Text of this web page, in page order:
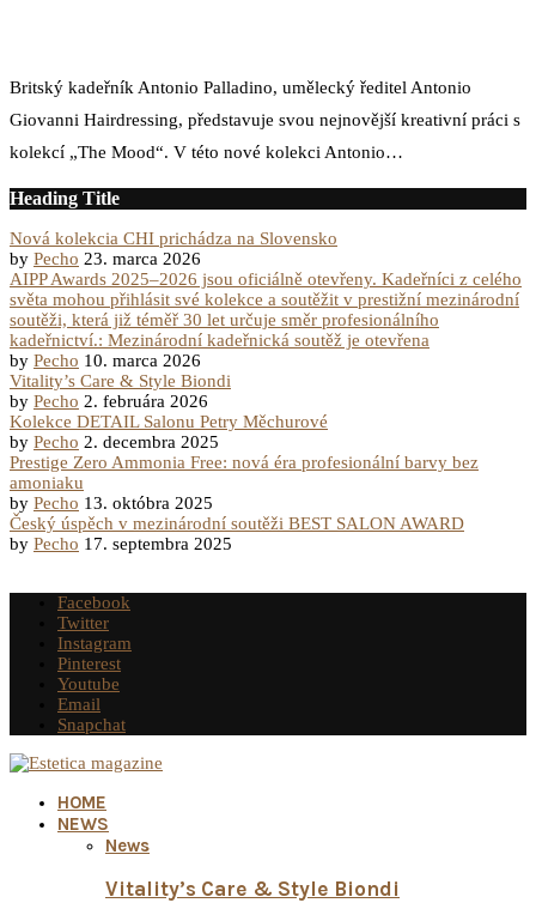
Britský kadeřník Antonio Palladino, umělecký ředitel Antonio
Giovanni Hairdressing, představuje svou nejnovější kreativní práci s
kolekcí „The Mood“. V této nové kolekci Antonio…
Heading Title
Nová kolekcia CHI prichádza na Slovensko
by Pecho 23. marca 2026
AIPP Awards 2025–2026 jsou oficiálně otevřeny. Kadeřníci z celého
světa mohou přihlásit své kolekce a soutěžit v prestižní mezinárodní
soutěži, která již téměř 30 let určuje směr profesionálního
kadeřnictví.: Mezinárodní kadeřnická soutěž je otevřena
by Pecho 10. marca 2026
Vitality’s Care & Style Biondi
by Pecho 2. februára 2026
Kolekce DETAIL Salonu Petry Měchurové
by Pecho 2. decembra 2025
Prestige Zero Ammonia Free: nová éra profesionální barvy bez
amoniaku
by Pecho 13. októbra 2025
Český úspěch v mezinárodní soutěži BEST SALON AWARD
by Pecho 17. septembra 2025
Facebook
Twitter
Instagram
Pinterest
Youtube
Email
Snapchat
HOME
NEWS
News
Vitality’s Care & Style Biondi